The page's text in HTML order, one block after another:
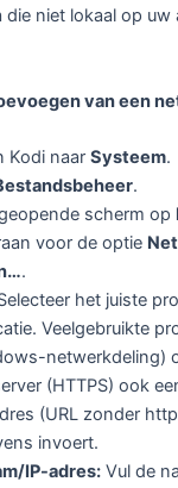
niet lokaal op uw
van een
Kodi naarSysteem.
.
scherm op
voor de optie
.
het juiste
Veelgebruikte
netwerkdeling)
(HTTPS) ook
(URL zonder
invoert.
IP-adres: Vul de